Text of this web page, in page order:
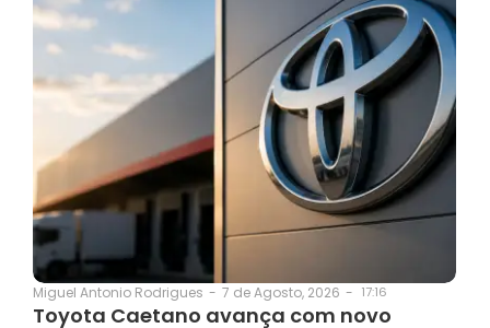
Miguel Antonio Rodrigues - 7 de Agosto, 2026 - 17:16
Toyota Caetano avança com novo